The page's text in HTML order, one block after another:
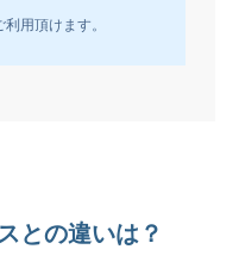
用頂けます。
との違いは？